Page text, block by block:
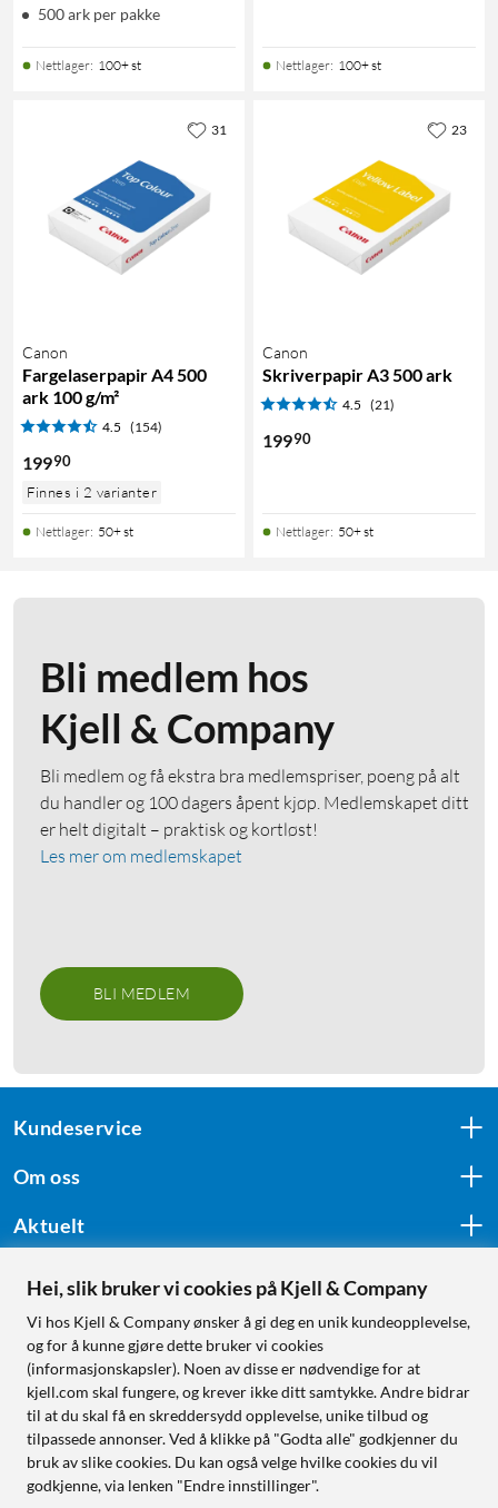
500 ark per pakke
Nettlager: 100+ st Nettlager: 100+ st
Canon
Fargelaserpapir A4 500
ark 100 g/m²
4.5 (154)
19990
Finnes i 2 varianter
Nettlager: 50+ st
31
Canon
Skriverpapir A3 500 ark
4.5 (21)
19990
Nettlager: 50+ st
23
Bli medlem hos
Kjell & Company
Bli medlem og få ekstra bra medlemspriser, poeng på alt
du handler og 100 dagers åpent kjøp. Medlemskapet ditt
er helt digitalt – praktisk og kortløst!
Les mer om medlemskapet
BLI MEDLEM
Kundeservice
Om oss
Aktuelt
Følg oss
Handle fra:
Sverige
Norge
Hei, slik bruker vi cookies på Kjell & Company
Vi hos Kjell & Company ønsker å gi deg en unik kundeopplevelse,
og for å kunne gjøre dette bruker vi cookies
(informasjonskapsler). Noen av disse er nødvendige for at
kjell.com skal fungere, og krever ikke ditt samtykke. Andre bidrar
til at du skal få en skreddersydd opplevelse, unike tilbud og
tilpassede annonser. Ved å klikke på "Godta alle" godkjenner du
bruk av slike cookies. Du kan også velge hvilke cookies du vil
godkjenne, via lenken "Endre innstillinger".